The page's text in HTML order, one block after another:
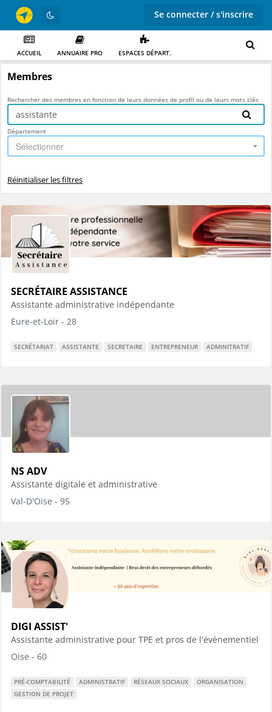
Se connecter / s'inscrire
ACCUEIL ANNUAIRE PRO ESPACES DÉPART.
Membres
Rechercher des membres en fonction de leurs données de profil ou de leurs mots clés
Département
Sélectionner
Réinitialiser les filtres
SECRÉTAIRE ASSISTANCE
Assistante administrative indépendante
Eure-et-Loir - 28
SECRÉTARIAT ASSISTANTE SECRETAIRE ENTREPRENEUR ADMINITRATIF
NS ADV
Assistante digitale et administrative
Val-D'Oise - 95
DIGI ASSIST'
Assistante administrative pour TPE et pros de l'évènementiel
Oise - 60
PRÉ-COMPTABILITÉ ADMINISTRATIF RÉSEAUX SOCIAUX
ORGANISATION
GESTION DE PROJET